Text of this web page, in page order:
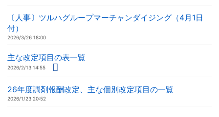
〔人事〕ツルハグループマーチャンダイジング（4月1日
付）
2026/3/26 18:00
主な改定項目の表一覧
2026/2/13 14:55
26年度調剤報酬改定、主な個別改定項目の一覧
2026/1/23 20:52